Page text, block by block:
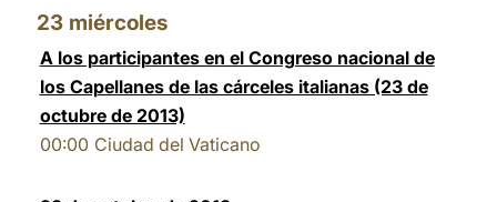
23 miércoles
A los participantes en el Congreso nacional de
los Capellanes de las cárceles italianas (23 de
octubre de 2013)
00:00 Ciudad del Vaticano